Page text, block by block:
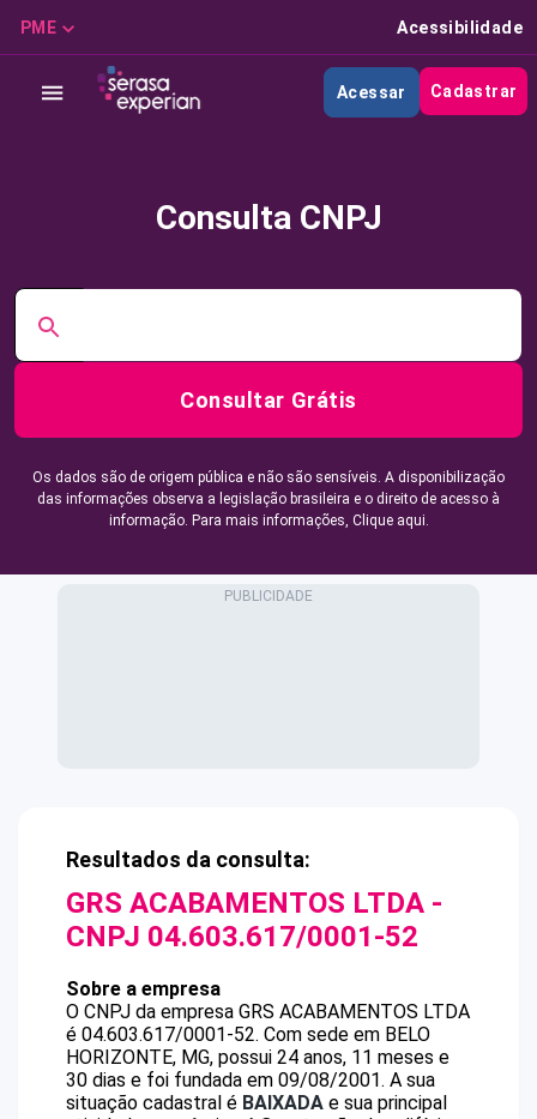
PME Acessibilidade
Acessar Cadastrar
Consulta CNPJ
Consultar Grátis
Os dados são de origem pública e não são sensíveis. A disponibilização
das informações observa a legislação brasileira e o direito de acesso à
informação. Para mais informações, Clique aqui.
Resultados da consulta:
GRS ACABAMENTOS LTDA -
CNPJ 04.603.617/0001-52
Sobre a empresa
O CNPJ da empresa GRS ACABAMENTOS LTDA
é 04.603.617/0001-52. Com sede em BELO
HORIZONTE, MG, possui 24 anos, 11 meses e
30 dias e foi fundada em 09/08/2001. A sua
situação cadastral é BAIXADA e sua principal